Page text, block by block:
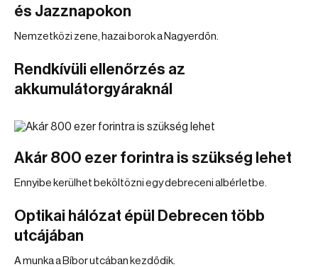
és Jazznapokon
Nemzetközi zene, hazai borok a Nagyerdőn.
Rendkívüli ellenőrzés az
akkumulátorgyáraknál
Akár 800 ezer forintra is szükség lehet
Ennyibe kerülhet beköltözni egy debreceni albérletbe.
Optikai hálózat épül Debrecen több
utcájában
A munka a Bíbor utcában kezdődik.